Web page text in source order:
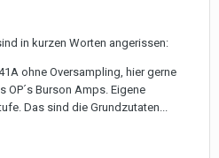
in kurzen Worten angerissen:
ohne Oversampling, hier gerne
OP´s Burson Amps. Eigene
Das sind die Grundzutaten...